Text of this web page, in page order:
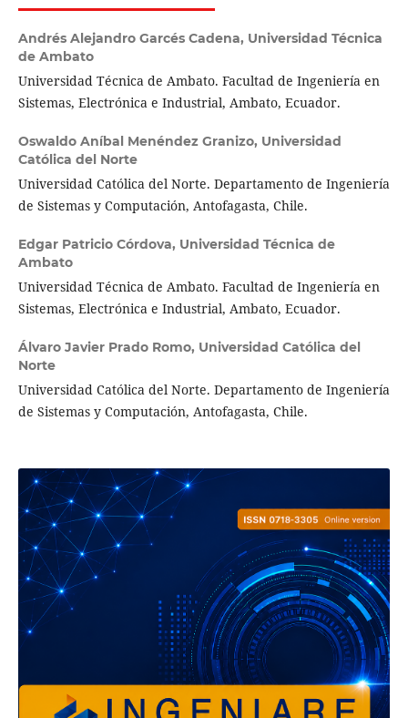
Andrés Alejandro Garcés Cadena, Universidad Técnica
de Ambato
Universidad Técnica de Ambato. Facultad de Ingeniería en
Sistemas, Electrónica e Industrial, Ambato, Ecuador.
Oswaldo Aníbal Menéndez Granizo, Universidad
Católica del Norte
Universidad Católica del Norte. Departamento de Ingeniería
de Sistemas y Computación, Antofagasta, Chile.
Edgar Patricio Córdova, Universidad Técnica de
Ambato
Universidad Técnica de Ambato. Facultad de Ingeniería en
Sistemas, Electrónica e Industrial, Ambato, Ecuador.
Álvaro Javier Prado Romo, Universidad Católica del
Norte
Universidad Católica del Norte. Departamento de Ingeniería
de Sistemas y Computación, Antofagasta, Chile.